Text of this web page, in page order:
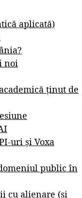
aplicată)
noi
ținut de
uri și Voxa
public în
cu alienare (și